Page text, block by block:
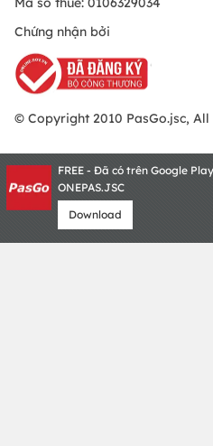
Chứng nhận bởi
© Copyright 2010 PasGo.jsc,
FREE - Đã có trên Google Play
ONEPAS.JSC
Download